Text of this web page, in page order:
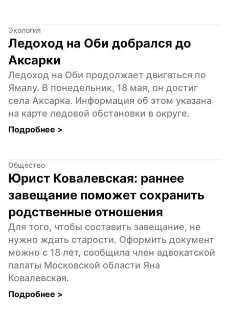
Экология
Ледоход на Оби добрался до
Аксарки
Ледоход на Оби продолжает двигаться по
Ямалу. В понедельник, 18 мая, он достиг
села Аксарка. Информация об этом указана
на карте ледовой обстановки в округе.
Подробнее >
Общество
Юрист Ковалевская: раннее
завещание поможет сохранить
родственные отношения
Для того, чтобы составить завещание, не
нужно ждать старости. Оформить документ
можно с 18 лет, сообщила член адвокатской
палаты Московской области Яна
Ковалевская.
Подробнее >